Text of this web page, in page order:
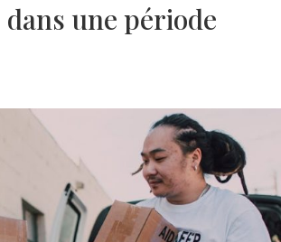
une période